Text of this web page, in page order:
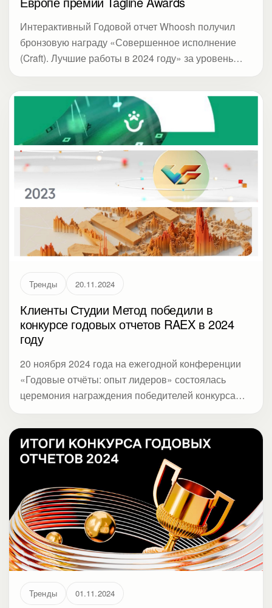
Интерактивный Годовой отчет Whoosh получил
бронзовую награду «Совершенное исполнение
(Craft). Лучшие работы в 2024 году» за уровень
Тренды 20.11.2024
Клиенты Студии Метод победили в
конкурсе годовых отчетов RAEX в 2024
году
20 ноября 2024 года на ежегодной конференции
«Годовые отчёты: опыт лидеров» состоялась
церемония награждения победителей конкурса
конкурса и рейтинга стало рекордным — 304
компании и организации прислали свои отчеты,
что почти на 30 % больше прошлогоднего
Тренды 01.11.2024